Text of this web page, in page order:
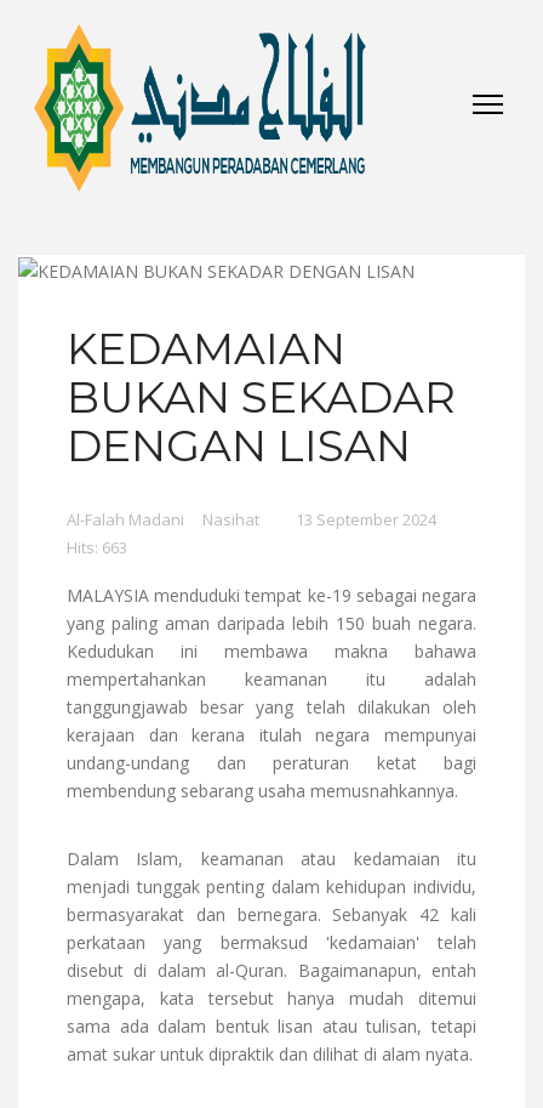
KEDAMAIAN
BUKAN SEKADAR
DENGAN LISAN
Al-Falah Madani Nasihat
13 September 2024
Hits: 663
MALAYSIA menduduki tempat ke-19 sebagai negara
yang paling aman daripada lebih 150 buah negara.
Kedudukan ini membawa makna bahawa
mempertahankan keamanan itu adalah
tanggungjawab besar yang telah dilakukan oleh
kerajaan dan kerana itulah negara mempunyai
undang-undang dan peraturan ketat bagi
membendung sebarang usaha memusnahkannya.
Dalam Islam, keamanan atau kedamaian itu
menjadi tunggak penting dalam kehidupan individu,
bermasyarakat dan bernegara. Sebanyak 42 kali
perkataan yang bermaksud 'kedamaian' telah
disebut di dalam al-Quran. Bagaimanapun, entah
mengapa, kata tersebut hanya mudah ditemui
sama ada dalam bentuk lisan atau tulisan, tetapi
amat sukar untuk dipraktik dan dilihat di alam nyata.